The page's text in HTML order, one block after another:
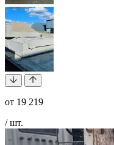
от 19 219
/ шт.